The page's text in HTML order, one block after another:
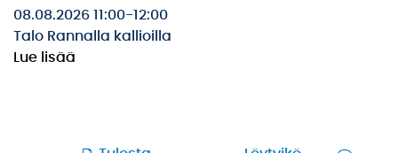
08.08.2026 11:00-12:00
Talo Rannalla kallioilla
Lue lisää